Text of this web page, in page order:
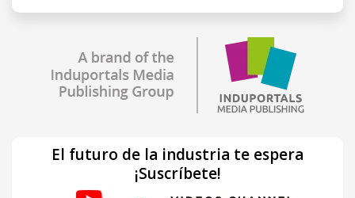
El futuro de la industria te espera
¡Suscríbete!